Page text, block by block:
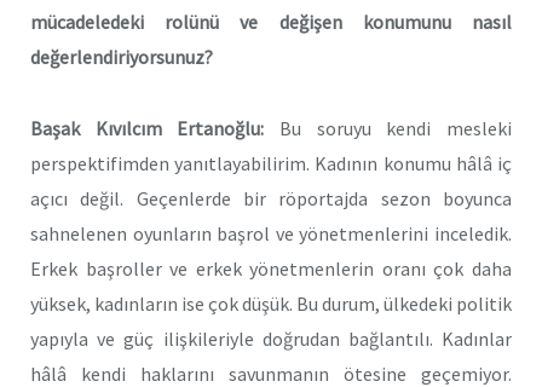
mücadeledeki rolünü ve değişen konumunu nasıl
değerlendiriyorsunuz?
Başak Kıvılcım Ertanoğlu: Bu soruyu kendi mesleki
perspektifimden yanıtlayabilirim. Kadının konumu hâlâ iç
açıcı değil. Geçenlerde bir röportajda sezon boyunca
sahnelenen oyunların başrol ve yönetmenlerini inceledik.
Erkek başroller ve erkek yönetmenlerin oranı çok daha
yüksek, kadınların ise çok düşük. Bu durum, ülkedeki politik
yapıyla ve güç ilişkileriyle doğrudan bağlantılı. Kadınlar
hâlâ kendi haklarını savunmanın ötesine geçemiyor.